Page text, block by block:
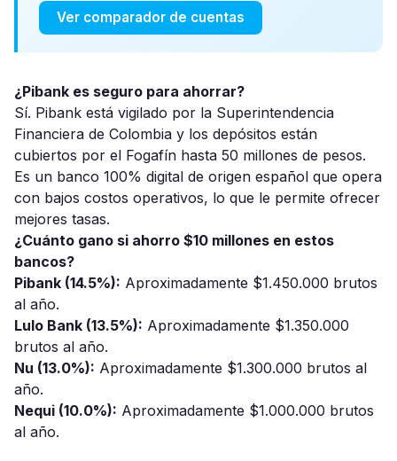
Ver comparador de cuentas
¿Pibank es seguro para ahorrar?
Sí. Pibank está vigilado por la Superintendencia
Financiera de Colombia y los depósitos están
cubiertos por el Fogafín hasta 50 millones de pesos.
Es un banco 100% digital de origen español que opera
con bajos costos operativos, lo que le permite ofrecer
mejores tasas.
¿Cuánto gano si ahorro $10 millones en estos
bancos?
Pibank (14.5%): Aproximadamente $1.450.000 brutos
al año.
Lulo Bank (13.5%): Aproximadamente $1.350.000
brutos al año.
Nu (13.0%): Aproximadamente $1.300.000 brutos al
año.
Nequi (10.0%): Aproximadamente $1.000.000 brutos
al año.